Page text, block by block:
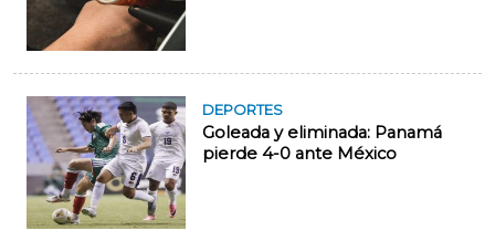
DEPORTES
Goleada y eliminada: Panamá
pierde 4-0 ante México